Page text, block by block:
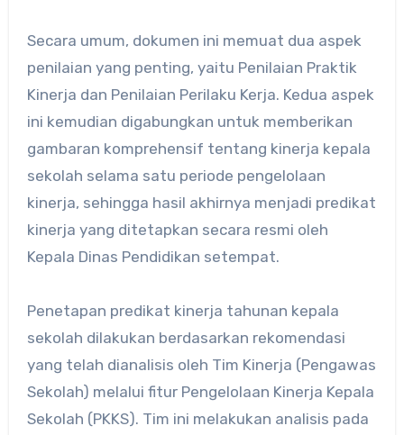
Secara umum, dokumen ini memuat dua aspek
penilaian yang penting, yaitu Penilaian Praktik
Kinerja dan Penilaian Perilaku Kerja. Kedua aspek
ini kemudian digabungkan untuk memberikan
gambaran komprehensif tentang kinerja kepala
sekolah selama satu periode pengelolaan
kinerja, sehingga hasil akhirnya menjadi predikat
kinerja yang ditetapkan secara resmi oleh
Kepala Dinas Pendidikan setempat.
Penetapan predikat kinerja tahunan kepala
sekolah dilakukan berdasarkan rekomendasi
yang telah dianalisis oleh Tim Kinerja (Pengawas
Sekolah) melalui fitur Pengelolaan Kinerja Kepala
Sekolah (PKKS). Tim ini melakukan analisis pada